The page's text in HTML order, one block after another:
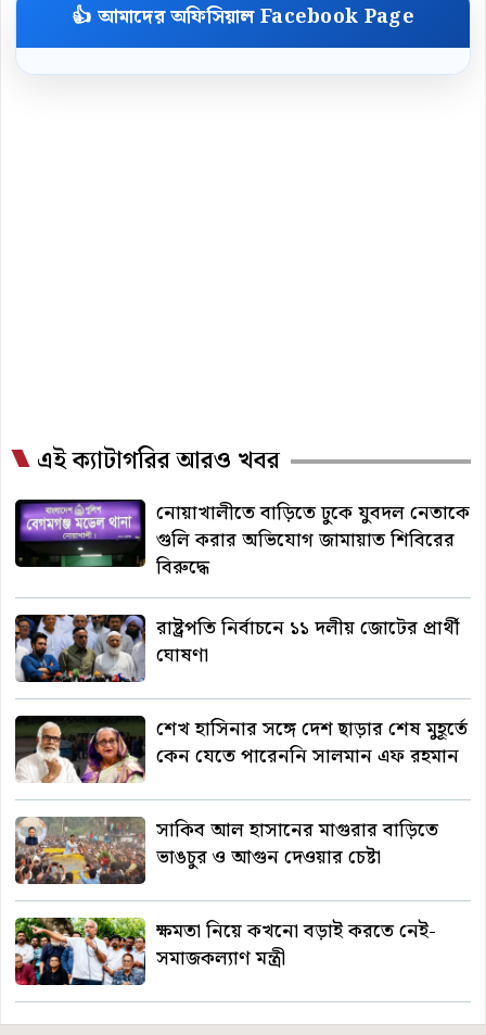
👍 আমাদের অফিসিয়াল Facebook Page
এই ক্যাটাগরির আরও খবর
নোয়াখালীতে বাড়িতে ঢুকে যুবদল নেতাকে
গুলি করার অভিযোগ জামায়াত শিবিরের
বিরুদ্ধে
রাষ্ট্রপতি নির্বাচনে ১১ দলীয় জোটের প্রার্থী
ঘোষণা
শেখ হাসিনার সঙ্গে দেশ ছাড়ার শেষ মুহূর্তে
কেন যেতে পারেননি সালমান এফ রহমান
সাকিব আল হাসানের মাগুরার বাড়িতে
ভাঙচুর ও আগুন দেওয়ার চেষ্টা
ক্ষমতা নিয়ে কখনো বড়াই করতে নেই-
সমাজকল্যাণ মন্ত্রী